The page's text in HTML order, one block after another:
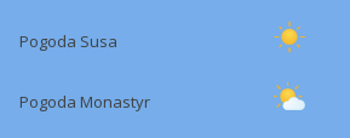
Pogoda Susa
Pogoda Monastyr